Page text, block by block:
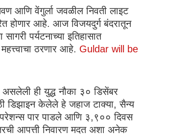
आणि वेंगुर्ला जवळील निवती लाइट
होणार आहे. आज विजयदुर्ग बंदरातून
पर्यटनाच्या इतिहासात
ठरणार आहे. Guldar will be
असलेली ही युद्ध नौका ३० डिसेंबर
डिझाइन केलेले हे जहाज टाक्या, सैन्य
पार पाडले आणि ३,९०० दिवस
आपत्ती निवारण मदत अशा अनेक